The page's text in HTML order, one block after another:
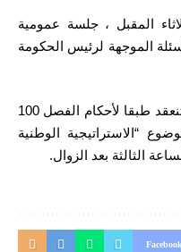
المقبل ، جلسة عمومية
الموجهة لرئيس الحكومة
وأفاد بلاغ للمجلس بأن الجلسة التي تنعقد طبقا لأحكام الفصل 100
“الاستراتيجية الوطنية
الثالثة بعد الزوال.
Facebook